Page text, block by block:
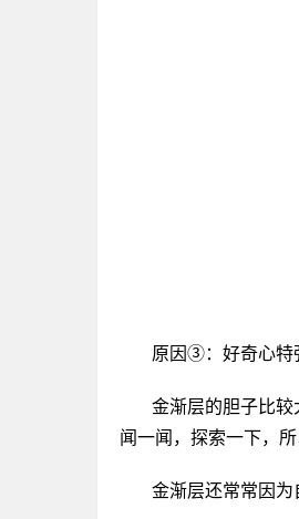
原因③：好奇心特
金渐层的胆子比
闻一闻，探索一下，
金渐层还常常因为